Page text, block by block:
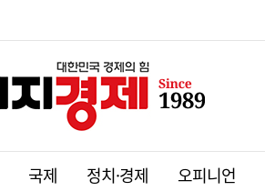
국제 정치·경제 오피니언